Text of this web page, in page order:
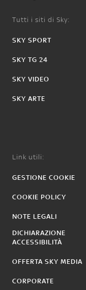
Tutti i siti di Sky:
SKY SPORT
SKY TG 24
SKY VIDEO
SKY ARTE
Link utili:
GESTIONE COOKIE
COOKIE POLICY
NOTE LEGALI
DICHIARAZIONE
ACCESSIBILITÀ
OFFERTA SKY MEDIA
CORPORATE